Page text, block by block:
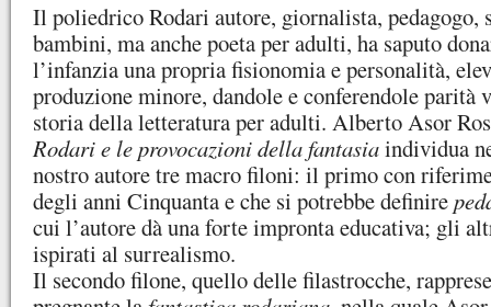
Il poliedrico Rodari autore, giornalista, pedagogo,
bambini, ma anche poeta per adulti, ha saputo
l’infanzia una propria fisionomia e personalità,
produzione minore, dandole e conferendole parità
storia della letteratura per adulti. Alberto Asor
Rodari e le provocazioni della fantasiaindividua
nostro autore tre macro filoni: il primo con
degli anni Cinquanta e che si potrebbe definire
cui l’autore dà una forte impronta educativa; gli
ispirati al surrealismo.
Il secondo filone, quello delle filastrocche,